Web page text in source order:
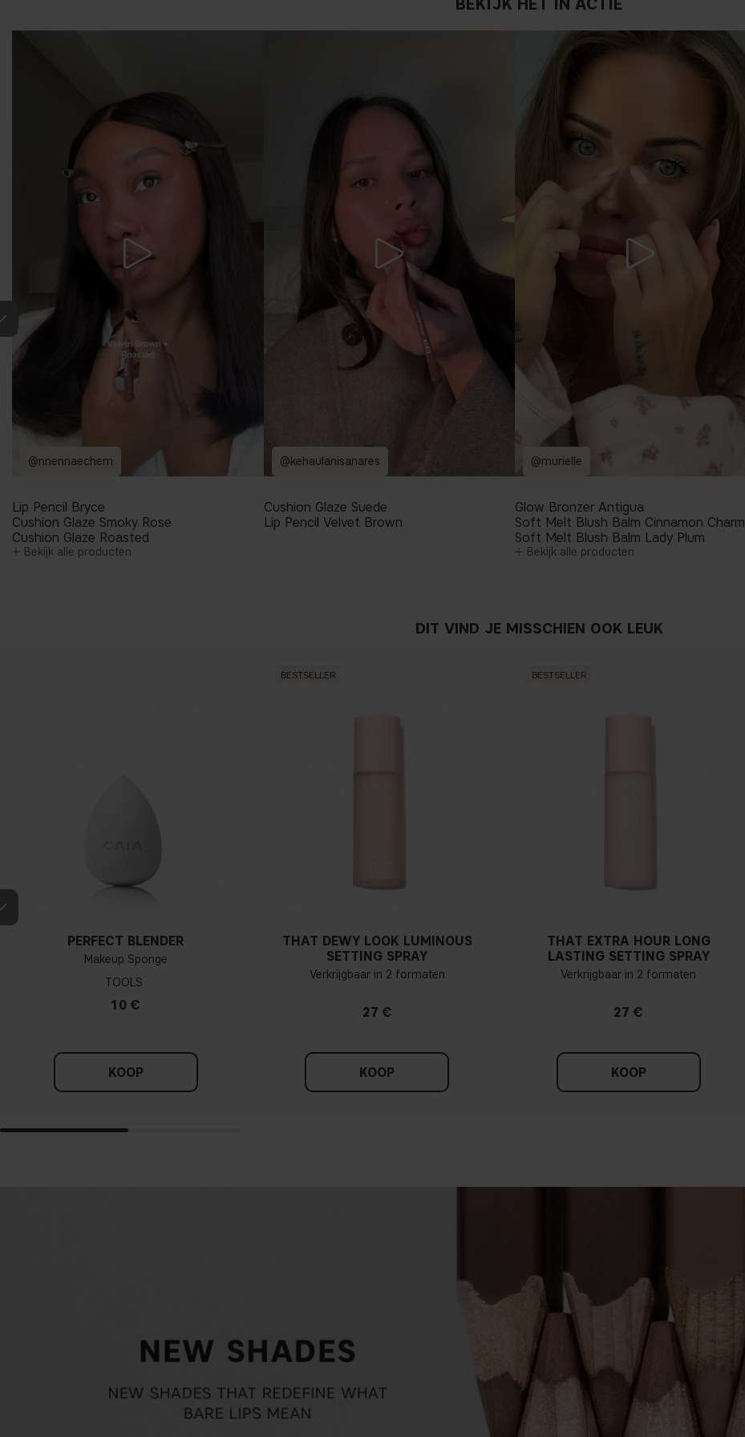
@nnennaechem
Lip Pencil Bryce
Cushion Glaze Smoky Rose
Cushion Glaze Roasted
Bekijk alle producten
@kehaulanisanares
Cushion Glaze Suede
Lip Pencil Velvet Brown
@murielle
Glow Bronzer Antigua
Soft Melt Blush Balm Cinnamon Charm
Soft Melt Blush Balm Lady Plum
Bekijk alle producten
DIT VIND JE MISSCHIEN OOK LEUK
PERFECT BLENDER
Makeup Sponge
TOOLS
10 €
KOOP
BESTSELLER
THAT DEWY LOOK LUMINOUS
SETTING SPRAY
Verkrijgbaar in 2 formaten
27 €
KOOP
BESTSELLER
THAT EXTRA HOUR LONG
LASTING SETTING SPRAY
Verkrijgbaar in 2 formaten
27 €
KOOP